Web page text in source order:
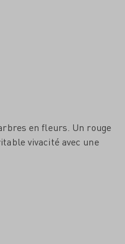
en fleurs. Un rouge
vivacité avec une